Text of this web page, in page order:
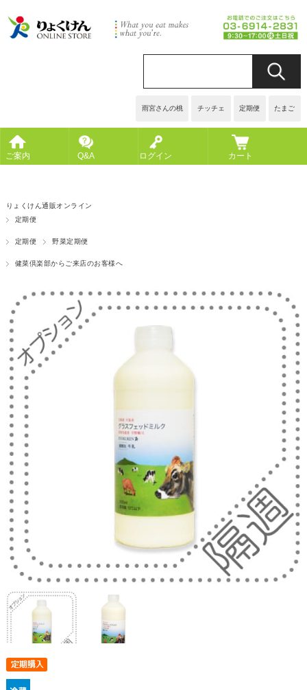
雨宮さんの桃 チッチェ 定期便 たまご
ご案内 Q&A ログイン カート
りょくけん通販オンライン
定期便
定期便 野菜定期便
健菜倶楽部からご来店のお客様へ